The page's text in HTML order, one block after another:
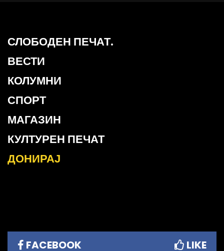
СЛОБОДЕН ПЕЧАТ.
ВЕСТИ
КОЛУМНИ
СПОРТ
МАГАЗИН
КУЛТУРЕН ПЕЧАТ
ДОНИРАЈ
FACEBOOK LIKE